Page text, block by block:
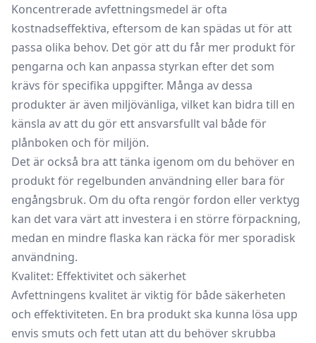
Koncentrerade avfettningsmedel är ofta
kostnadseffektiva, eftersom de kan spädas ut för att
passa olika behov. Det gör att du får mer produkt för
pengarna och kan anpassa styrkan efter det som
krävs för specifika uppgifter. Många av dessa
produkter är även miljövänliga, vilket kan bidra till en
känsla av att du gör ett ansvarsfullt val både för
plånboken och för miljön.
Det är också bra att tänka igenom om du behöver en
produkt för regelbunden användning eller bara för
engångsbruk. Om du ofta rengör fordon eller verktyg
kan det vara värt att investera i en större förpackning,
medan en mindre flaska kan räcka för mer sporadisk
användning.
Kvalitet: Effektivitet och säkerhet
Avfettningens kvalitet är viktig för både säkerheten
och effektiviteten. En bra produkt ska kunna lösa upp
envis smuts och fett utan att du behöver skrubba